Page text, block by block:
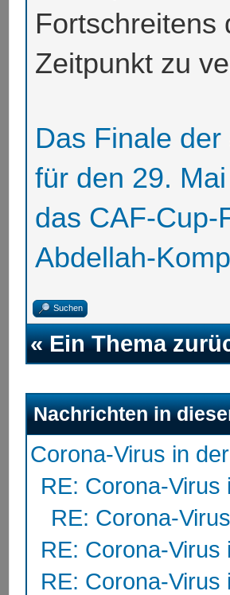
Fortschreitens
Zeitpunkt zu
Das Finale
für den 29.
das CAF-Cup-
Abdellah-
Suchen
«Ein Thema
Nachrichten in
Corona-Virus in
RE: Corona-Virus
RE: Corona-
RE: Corona-Virus
RE: Corona-Virus